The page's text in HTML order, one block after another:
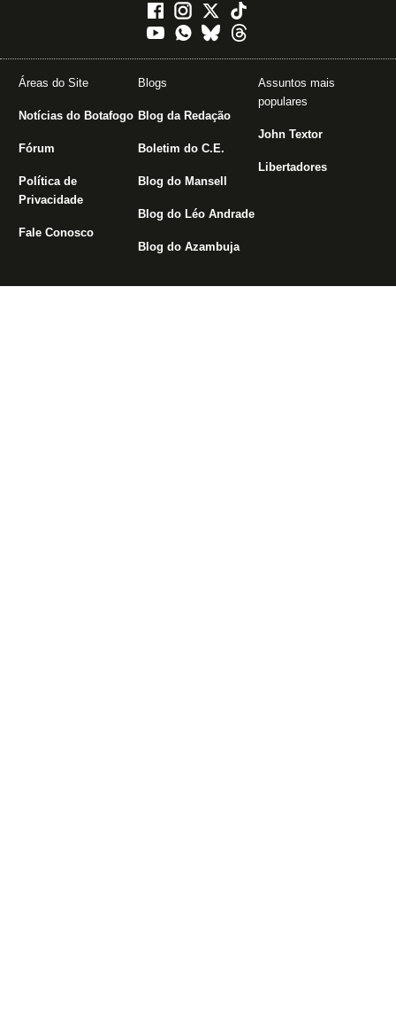
Áreas do Site
Notícias do Botafogo
Fórum
Política de
Privacidade
Fale Conosco
Blogs
Blog da Redação
Boletim do C.E.
Blog do Mansell
Blog do Léo Andrade
Blog do Azambuja
Assuntos mais
populares
John Textor
Libertadores